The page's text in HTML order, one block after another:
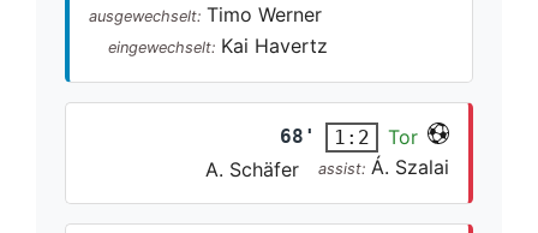
ausgewechselt: Timo Werner
eingewechselt: Kai Havertz
68' 1:2
Tor
A. Schäfer
assist: Á. Szalai